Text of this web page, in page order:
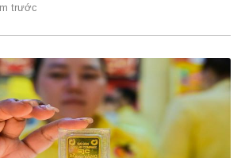
trước